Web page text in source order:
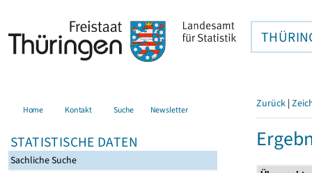
Home Kontakt Suche Newsletter
STATISTISCHE DATEN
Sachliche Suche
Zurück |